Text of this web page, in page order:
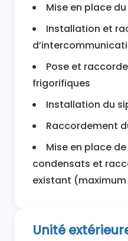
Mise en place
Installation et
Pose et
frigorifiques
Installation du
Raccordement
Mise en place
condensats et
existant (maximum
Unité